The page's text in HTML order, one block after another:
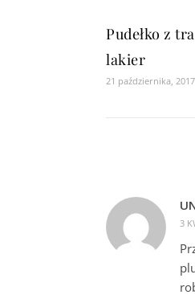
Pudełko z
lakier
21 października, 2017
3